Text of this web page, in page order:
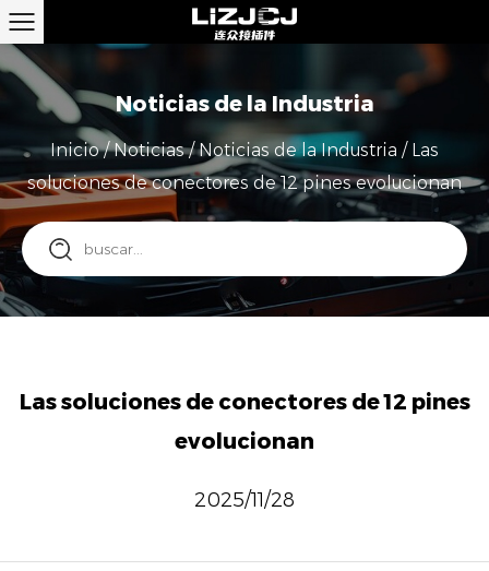
Noticias de la Industria
Inicio/Noticias/Noticias de la Industria / Las
soluciones de conectores de 12 pines evolucionan
Las soluciones de conectores de 12 pines
evolucionan
2025/11/28